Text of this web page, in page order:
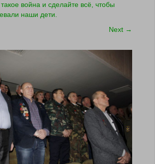
война и сделайте всё, чтобы
наши дети.
Next →